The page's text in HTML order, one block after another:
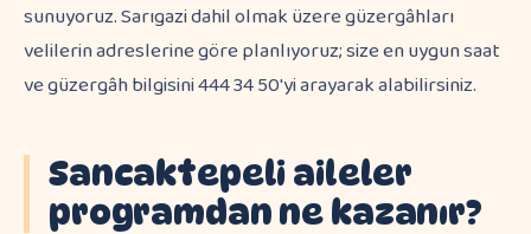
sunuyoruz. Sarıgazi dahil olmak üzere güzergâhları
velilerin adreslerine göre planlıyoruz; size en uygun saat
ve güzergâh bilgisini 444 34 50'yi arayarak alabilirsiniz.
Sancaktepeli aileler
programdan ne kazanır?